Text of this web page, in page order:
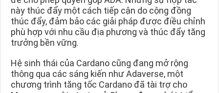
này thúc đẩy một cách tiếp cận do cộng đồng
thúc đẩy, đảm bảo các giải pháp được điều chỉnh
phù hợp với nhu cầu địa phương và thúc đẩy tăng
trưởng bền vững.
Hệ sinh thái của Cardano cũng đang mở rộng
thông qua các sáng kiến như Adaverse, một
chương trình tăng tốc Cardano đã tài trợ cho